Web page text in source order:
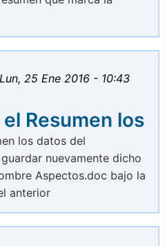
Lun, 25 Ene 2016 - 10:43
Resumen los
los datos del
nuevamente dicho
Aspectos.doc bajo la
anterior